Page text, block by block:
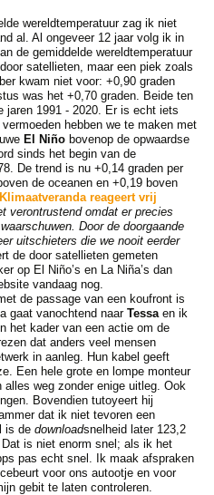
wereldtemperatuur zag ik niet
al. Al ongeveer 12 jaar volg ik in
de gemiddelde wereldtemperatuur
satellieten, maar een piek zoals
kwam niet voor: +0,90 graden
was het +0,70 graden. Beide ten
jaren 1991 - 2020. Er is echt iets
hebben we te maken met
El Niñobovenop de opwaardse
sinds het begin van de
De trend is nu +0,14 graden per
de oceanen en +0,19 boven
reageert vrij
verontrustend omdat er precies
Door de doorgaande
uitschieters die we nooit eerder
de door satellieten gemeten
op El Niño’s en La Niña’s dan
vandaag nog.
de passage van een koufront is
gaat vanochtend naar Tessaen ik
het kader van een actie om de
dat anders veel mensen
in aanleg. Hun kabel geeft
Een hele grote en lompe monteur
weg zonder enige uitleg. Ook
Bovendien tutoyeert hij
dat ik niet tevoren een
is de downloadsnelheid later 123,2
is niet enorm snel; als ik het
pas echt snel. Ik maak afspraken
voor ons autootje en voor
gebit te laten controleren.